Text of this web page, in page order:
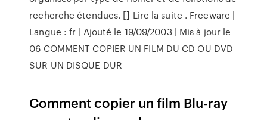
recherche étendues. [] Lire la suite . Freeware |
Langue : fr | Ajouté le 19/09/2003 | Mis à jour le
06 COMMENT COPIER UN FILM DU CD OU DVD
SUR UN DISQUE DUR
Comment copier un film Blu-ray